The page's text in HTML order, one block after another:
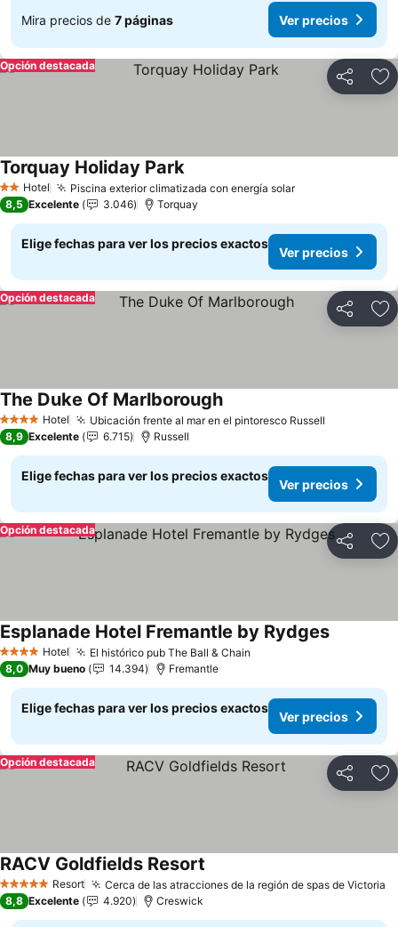
Mira precios de 7 páginas Ver precios
Compartir
Opción destacada
2 Estrellas
Hotel Piscina exterior climatizada con energía solarVer precios
Torquay Holiday ParkVer precios
8,5 Excelente 3.046 Torquay
Elige fechas para ver los precios exactos
Ver precios
Compartir
Opción destacada
4 EstrellasHotel Ubicación frente al mar en el pintoresco Russell
The Duke Of MarlboroughVer precios
8,9 Excelente 6.715 Russell
Elige fechas para ver los precios exactos
Ver precios
Compartir
Opción destacada
4 EstrellasHotel El histórico pub The Ball & Chain
Esplanade Hotel Fremantle by RydgesVer
8,0 Muy bueno 14.394 Fremantle
Elige fechas para ver los precios exactos
Ver precios
Compartir
Opción destacada
5 Estrellas Resort Cerca de las atracciones de la región de spas de Victoria
RACV Goldfields Resort
8,8 Excelente 4.920 Creswick